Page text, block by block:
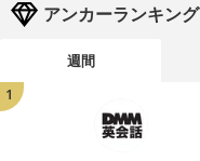
アンカーランキング
週間
1